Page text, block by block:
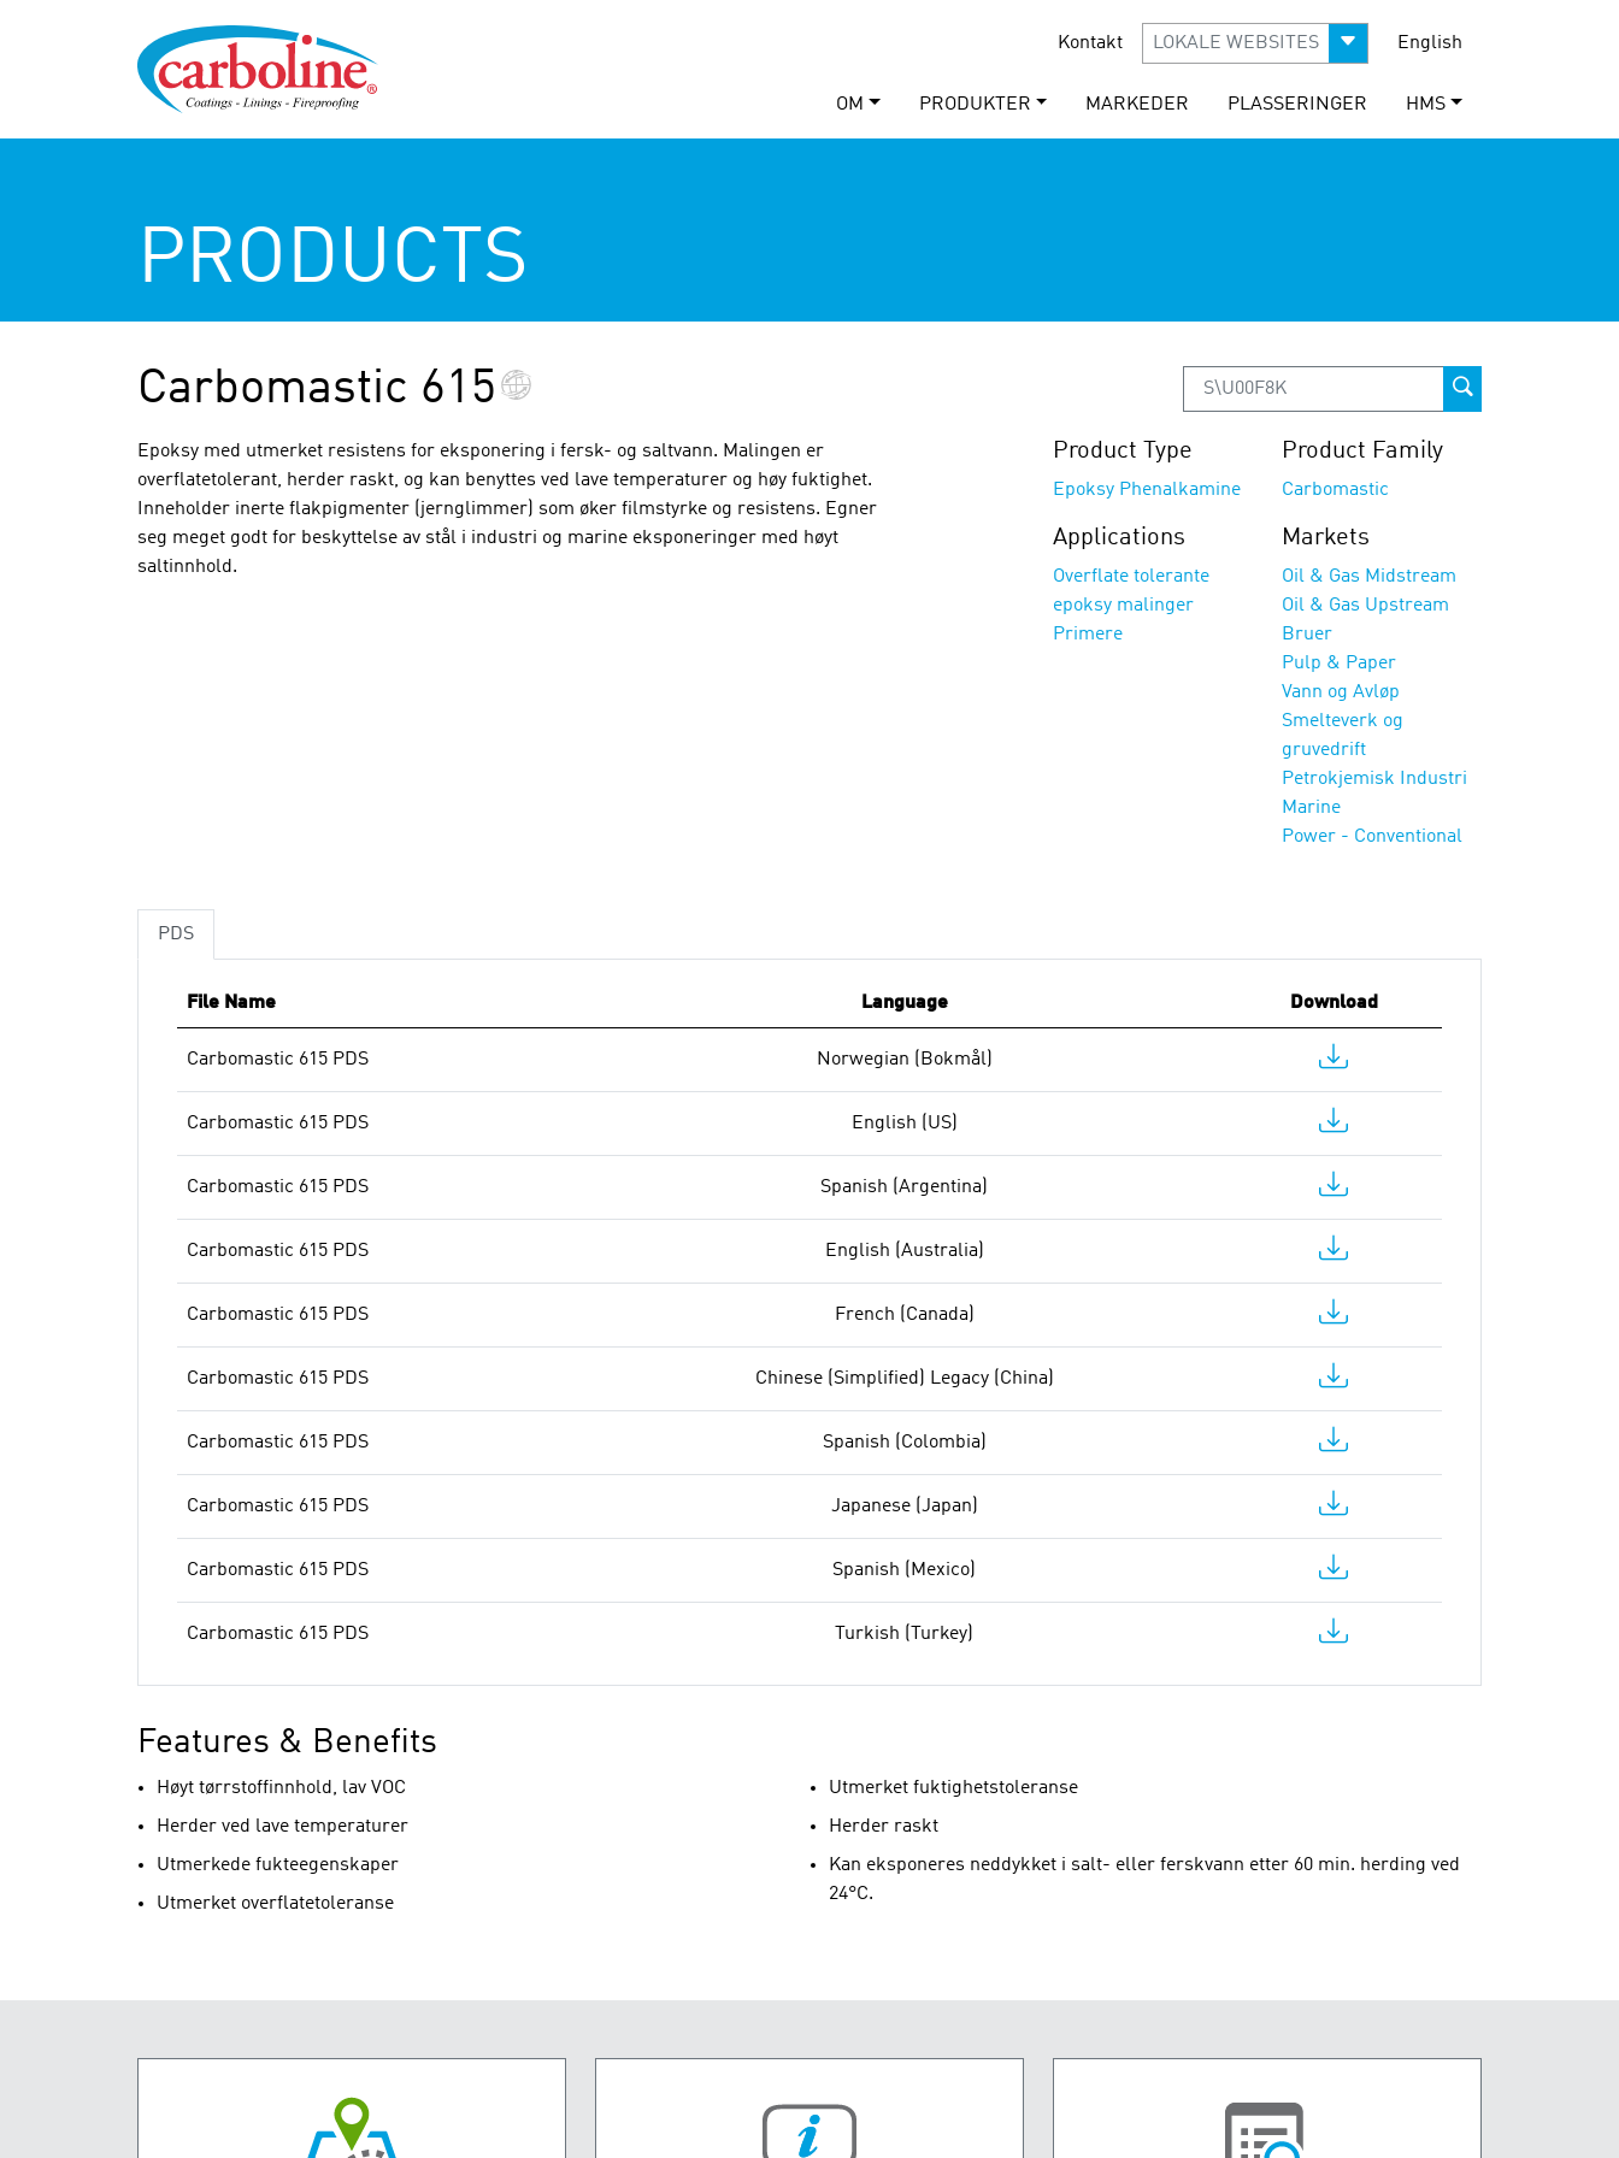
Kontakt LOKALE WEBSITES English
OM PRODUKTER MARKEDER PLASSERINGER HMS
PRODUCTS
Carbomastic 615
Epoksy med utmerket resistens for eksponering i fersk- og saltvann. Malingen er
overflatetolerant, herder raskt, og kan benyttes ved lave temperaturer og høy fuktighet.
Inneholder inerte flakpigmenter (jernglimmer) som øker filmstyrke og resistens. Egner
seg meget godt for beskyttelse av stål i industri og marine eksponeringer med høyt
saltinnhold.
Product Type
Epoksy Phenalkamine
Product Family
Carbomastic
Applications
Overflate tolerante
epoksy malinger
Primere
Markets
Oil & Gas Midstream
Oil & Gas Upstream
Bruer
Pulp & Paper
Vann og Avløp
Smelteverk og
gruvedrift
Petrokjemisk Industri
Marine
Power - Conventional
PDS
File Name Language Download
Carbomastic 615 PDS Norwegian (Bokmål)
Carbomastic 615 PDS English (US)
Carbomastic 615 PDS Spanish (Argentina)
Carbomastic 615 PDS English (Australia)
Carbomastic 615 PDS French (Canada)
Carbomastic 615 PDS Chinese (Simplified) Legacy (China)
Carbomastic 615 PDS Spanish (Colombia)
Carbomastic 615 PDS Japanese (Japan)
Carbomastic 615 PDS Spanish (Mexico)
Carbomastic 615 PDS Turkish (Turkey)
Features & Benefits
Høyt tørrstoffinnhold, lav VOC
Herder ved lave temperaturer
Utmerkede fukteegenskaper
Utmerket overflatetoleranse
Utmerket fuktighetstoleranse
Herder raskt
Kan eksponeres neddykket i salt- eller ferskvann etter 60 min. herding ved
24°C.